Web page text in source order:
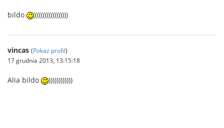
bildo )))))))))))))))))
vincas (Pokaż profil)
17 grudnia 2013, 13:15:18
Alia bildo ))))))))))))